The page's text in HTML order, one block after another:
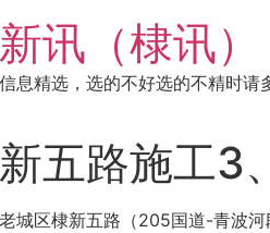
讯（棣讯）
息精选，选的不好选的不精时请
五路施工3
城区棣新五路（205国道-青波